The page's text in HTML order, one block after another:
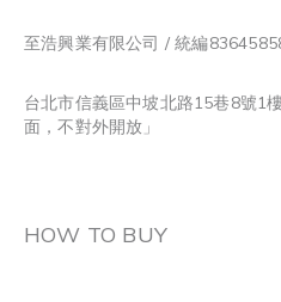
至浩興業有限公司 / 統編
台北市信義區中坡北路15巷8號1
面，不對外開放」
HOW TO BUY